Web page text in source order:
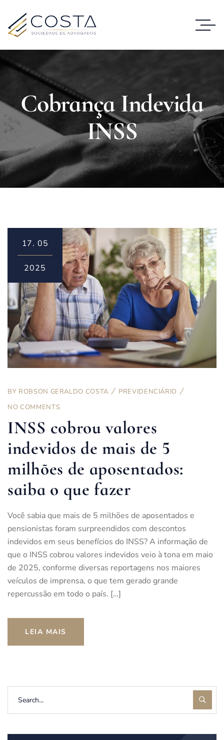
Cobrança Indevida
INSS
17. 05
2025
BY ROBSON GERALDO COSTA
PREVIDENCIÁRIO
NO COMMENTS
INSS cobrou valores
indevidos de mais de 5
milhões de aposentados:
saiba o que fazer
Você sabia que mais de 5 milhões de aposentados e
pensionistas foram surpreendidos com descontos
indevidos em seus benefícios do INSS? A informação de
que o INSS cobrou valores indevidos veio à tona em maio
de 2025, conforme diversas reportagens nos maiores
veículos de imprensa, o que tem gerado grande
repercussão em todo o país. […]
LEIA MAIS